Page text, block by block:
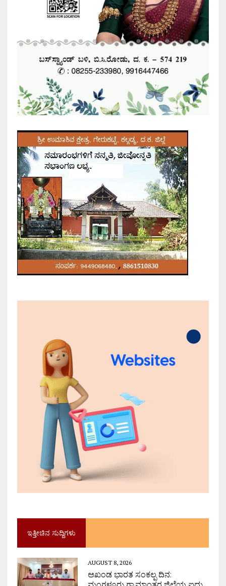
ಇತ್ತೀಚಿನ ಸುದ್ದಿಗಳು
AUGUST 8, 2026
ಅಖಂಡ ಭಾರತ ಸಂಕಲ್ಪ ದಿನ: